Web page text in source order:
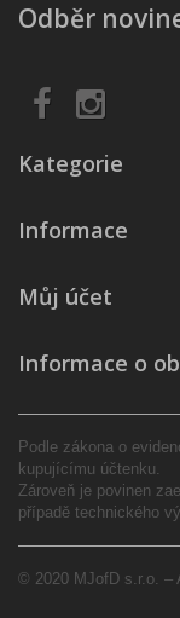
Odběr
Kategorie
Informace
Můj účet
Informace o
Podle zákona o
kupujícímu účtenku.
Zároveň je povinen
případě technického
© 2020 MJofD s.r.o. –